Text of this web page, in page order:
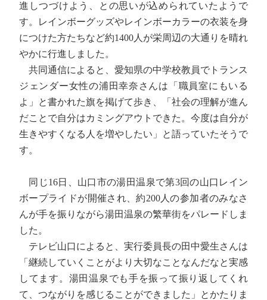
進しつづけよう、との思いが込められていたようで
す。レインボーグッズやレインボーカラーの衣装を身
につけた方たちなど約1400人が栄周辺の大通りを晴れ
やかに行進しました。
共同通信によると、愛知県の中学校教員でトランス
ジェンダー女性の浦田幸奈さんは「職員室にもいる
よ」と書かれた旗を掲げて歩き、「社会の理解が進ん
だことで自分はカミングアウトできた。今度は自分が
生きやすくなる人を増やしたい」と語っていたそうで
す。
同じ16日、山口市の湯田温泉で第3回の山口レイン
ボープライドが開催され、約200人の参加者のみなさ
んが手を振りながら湯田温泉の繁華街をパレードしま
した。
テレビ山口によると、実行委員長の田中愛生さんは
「継続していくことがより大切なことなんだなと実感
してます。湯田温泉でも手を振って振り返してくれ
て、つながりを感じることができました」とかたりま